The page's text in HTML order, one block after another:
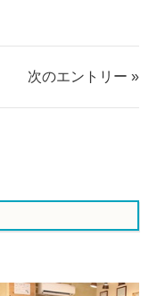
す
す
次のエントリー »